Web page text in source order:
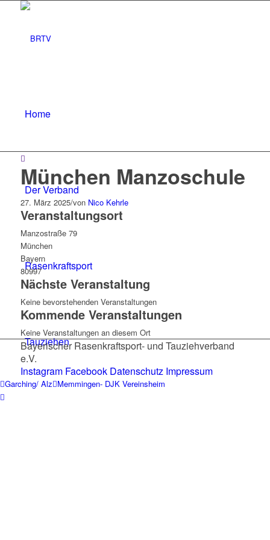
Home
Der Verband
Rasenkraftsport
Tauziehen
München Manzoschule
27. März 2025/von Nico Kehrle
Veranstaltungsort
Manzostraße 79
München
Bayern
80997
Nächste Veranstaltung
Keine bevorstehenden Veranstaltungen
Kommende Veranstaltungen
Keine Veranstaltungen an diesem Ort
Bayerischer Rasenkraftsport- und Tauziehverband
e.V.
Instagram Facebook Datenschutz Impressum
Garching/ Alz Memmingen- DJK Vereinsheim